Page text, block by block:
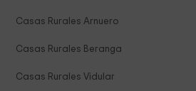
Casas Rurales Arnuero
Casas Rurales Beranga
Casas Rurales Vidular